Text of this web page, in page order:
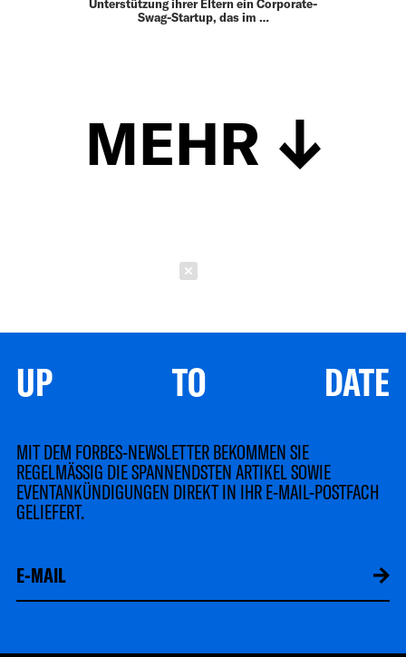
Unterstützung ihrer Eltern ein Corporate-
Swag-Startup, das im …
MEHR
UP TO DATE
MIT DEM FORBES-NEWSLETTER BEKOMMEN SIE
REGELMÄSSIG DIE SPANNENDSTEN ARTIKEL SOWIE
EVENTANKÜNDIGUNGEN DIREKT IN IHR E-MAIL-POSTFACH
GELIEFERT.